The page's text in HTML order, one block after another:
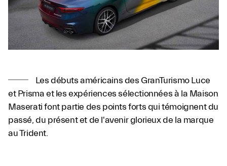
Les débuts américains des GranTurismo Luce
et Prisma et les expériences sélectionnées à la Maison
Maserati font partie des points forts qui témoignent du
passé, du présent et de l'avenir glorieux de la marque
au Trident.